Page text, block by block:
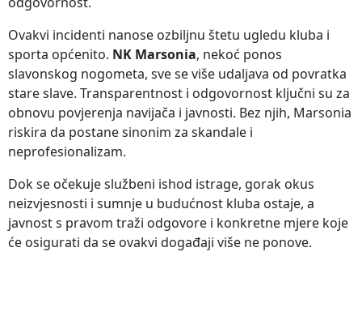
Ovakvi incidenti nanose ozbiljnu štetu ugledu kluba i
sporta općenito. NK Marsonia, nekoć ponos
slavonskog nogometa, sve se više udaljava od povratka
stare slave. Transparentnost i odgovornost ključni su za
obnovu povjerenja navijača i javnosti. Bez njih, Marsonia
riskira da postane sinonim za skandale i
neprofesionalizam.
Dok se očekuje službeni ishod istrage, gorak okus
neizvjesnosti i sumnje u budućnost kluba ostaje, a
javnost s pravom traži odgovore i konkretne mjere koje
će osigurati da se ovakvi događaji više ne ponove.